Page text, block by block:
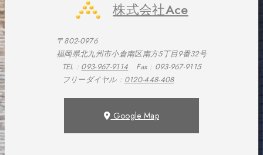
株式会社Ace
〒802-0976
福岡県北九州市小倉南区南方5丁目9番32号
TEL : 093-967-9114 Fax : 093-967-9115
フリーダイヤル : 0120-448-408
Google Map